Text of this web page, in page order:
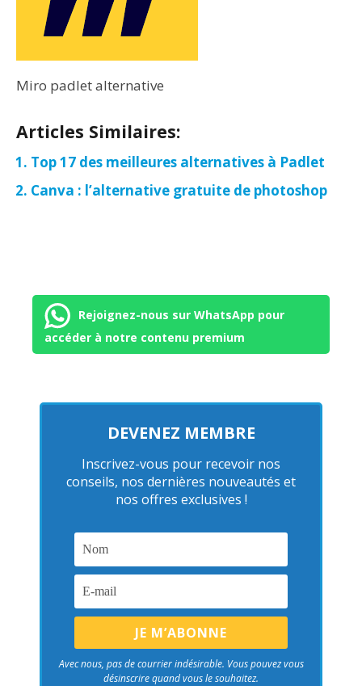
Miro padlet alternative
Articles Similaires:
Top 17 des meilleures alternatives à Padlet
Canva : l’alternative gratuite de photoshop
Rejoignez-nous sur WhatsApp pour
accéder à notre contenu premium
DEVENEZ MEMBRE
Inscrivez-vous pour recevoir nos
conseils, nos dernières nouveautés et
nos offres exclusives !
Avec nous, pas de courrier indésirable. Vous pouvez vous
désinscrire quand vous le souhaitez.